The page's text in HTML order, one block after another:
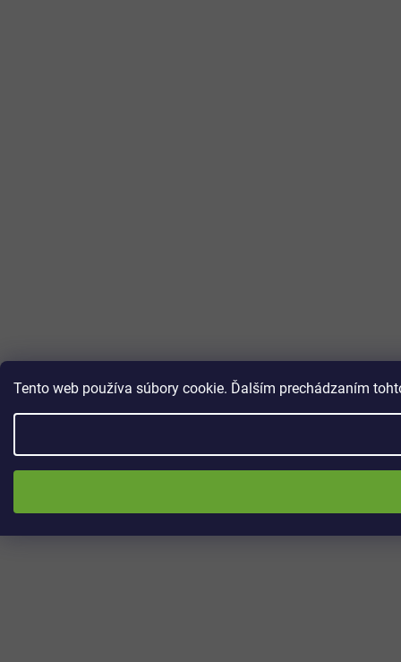
Tento web používa súbory cookie. Ďalším prechádzaním